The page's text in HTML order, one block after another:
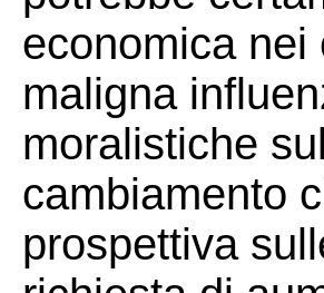
economica nei
maligna
moralistiche
cambiamento
prospettiva